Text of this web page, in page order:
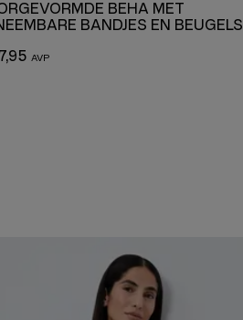
BEHA MET
BANDJES EN BEUGELS